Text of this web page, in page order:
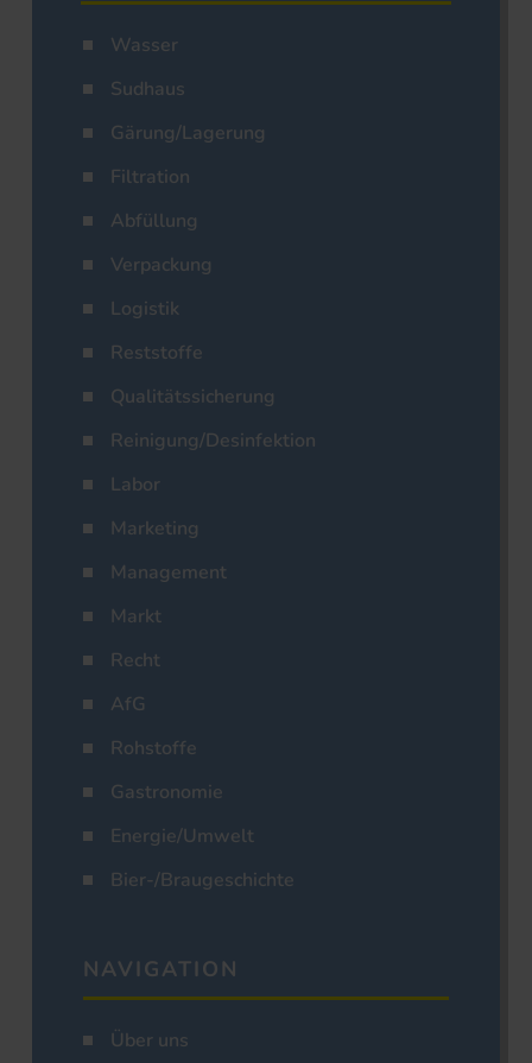
Wasser
Sudhaus
Gärung/Lagerung
Filtration
Abfüllung
Verpackung
Logistik
Reststoffe
Qualitätssicherung
Reinigung/Desinfektion
Labor
Marketing
Management
Markt
Recht
AfG
Rohstoffe
Gastronomie
Energie/Umwelt
Bier-/Braugeschichte
NAVIGATION
Über uns